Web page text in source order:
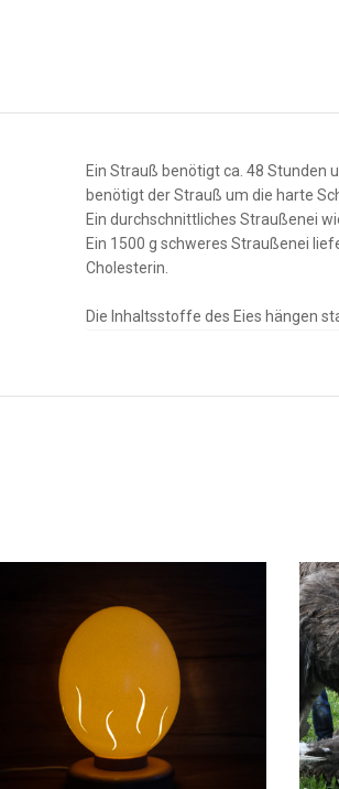
Ein Strauß benötigt ca. 48 Stunden
benötigt der Strauß um die harte
Ein durchschnittliches Straußenei
Ein 1500 g schweres Straußenei
Cholesterin.
Die Inhaltsstoffe des Eies hängen